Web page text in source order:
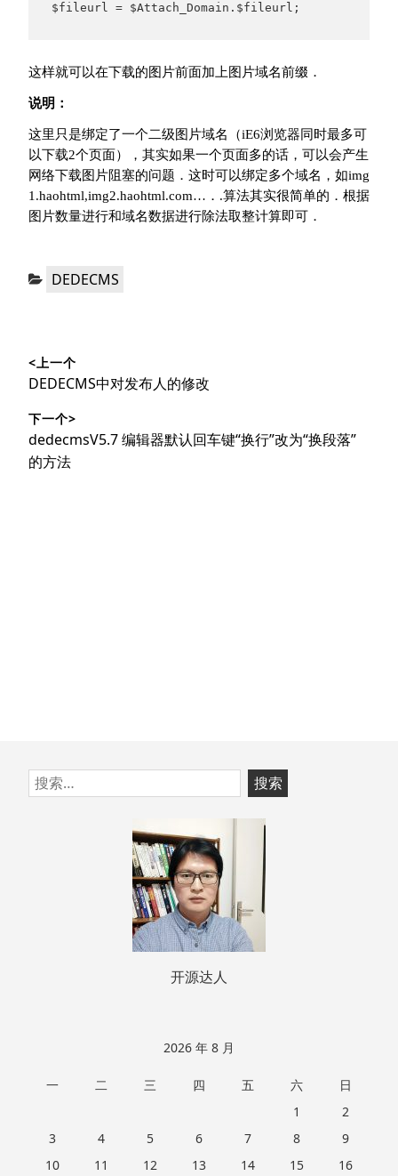
$fileurl = $Attach_Domain.$fileurl;
这样就可以在下载的图片前面加上图片域名前缀．
说明：
这里只是绑定了一个二级图片域名（iE6浏览器同时最多可
以下载2个页面），其实如果一个页面多的话，可以会产生
网络下载图片阻塞的问题．这时可以绑定多个域名，如img
1.haohtml,img2.haohtml.com…．.算法其实很简单的．根据
图片数量进行和域名数据进行除法取整计算即可．
分
DEDECMS
章
导
航
<上一个
上
文
章：
DEDECMS中对发布人的修改
下一个>
下
篇
dedecmsV5.7 编辑器默认回车键“换行”改为“换段落”
的方法
跳
至
搜
索：
开源达人
2026 年 8 月
一 二 三 四 五 六
日
1
2
3
4 5 6 7 8
9
10
11 12 13 14 15 16